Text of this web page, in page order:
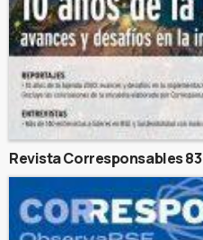
Revista Corresponsables 83